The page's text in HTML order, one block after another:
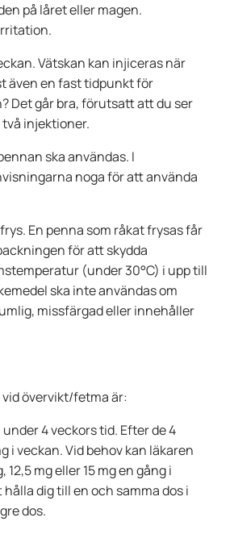
på låret eller magen.
Vätskan kan injiceras när
även en fast tidpunkt för
Det går bra, förutsatt att du ser
injektioner.
ska användas. I
noga för att använda
En penna som råkat frysas får
för att skydda
(under 30°C) i upp till
ska inte användas om
missfärgad eller innehåller
vid övervikt/fetma är:
4 veckors tid. Efter de 4
i veckan. Vid behov kan läkaren
mg eller 15 mg en gång i
dig till en och samma dos i
dos.